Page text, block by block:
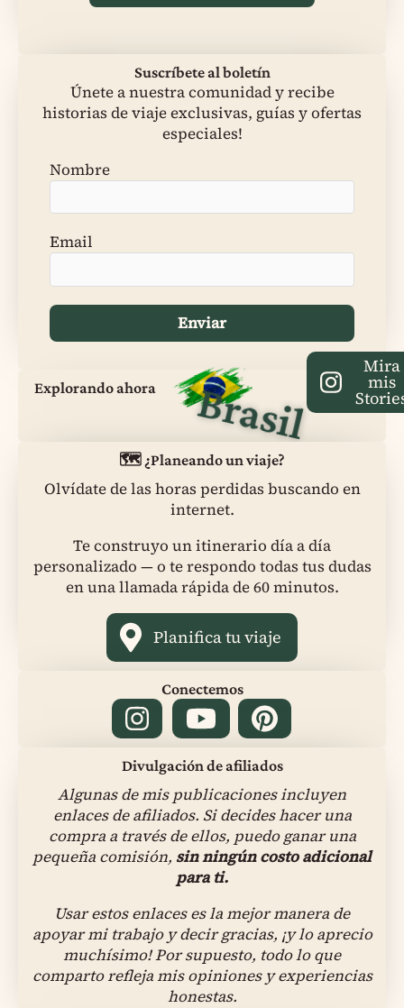
Suscríbete al boletín
Únete a nuestra comunidad y recibe
historias de viaje exclusivas, guías y ofertas
especiales!
Nombre
Email
Explorando ahora Brasil
Mira
mis
🗺️ ¿Planeando un viaje?
Olvídate de las horas perdidas buscando en
internet.
Te construyo un itinerario día a día
personalizado — o te respondo todas tus dudas
en una llamada rápida de 60 minutos.
Planifica tu viaje
Conectemos
Divulgación de afiliados
Algunas de mis publicaciones incluyen
enlaces de afiliados. Si decides hacer una
compra a través de ellos, puedo ganar una
pequeña comisión, sin ningún costo adicional
para ti.
Usar estos enlaces es la mejor manera de
apoyar mi trabajo y decir gracias, ¡y lo aprecio
muchísimo! Por supuesto, todo lo que
comparto refleja mis opiniones y experiencias
honestas.